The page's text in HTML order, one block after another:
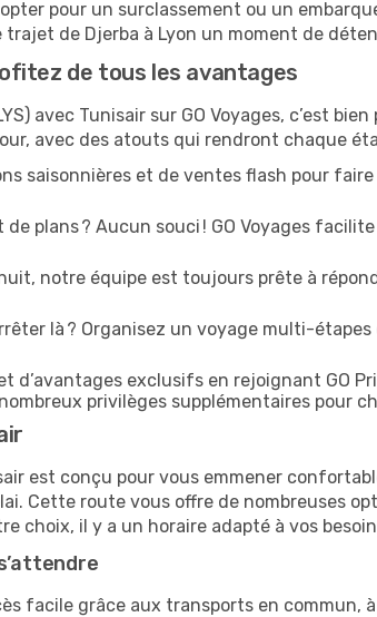
pour un surclassement ou un
de Djerba à Lyon un moment de
de tous les avantages
avec Tunisair sur GO Voyages, c’est
avec des atouts qui rendront chaque
saisonnières et de ventes flash pour
de plans ? Aucun souci ! GO Voyages
notre équipe est toujours prête à
là ? Organisez un voyage multi-
d’avantages exclusifs en rejoignant GO
privilèges supplémentaires pour
est conçu pour vous emmener
Cette route vous offre de nombreuses
choix, il y a un horaire adapté à vos
facile grâce aux transports en commun,